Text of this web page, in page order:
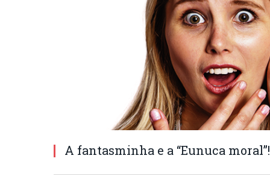
A fantasminha e a “Eunuca moral”!